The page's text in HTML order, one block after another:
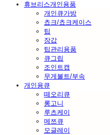
휴브리스개인용품
개인큐가방
쵸크/쵸크케이스
팁
장갑
팁관리용품
큐그립
조인트캡
무게볼트/부속
개인용큐
떼오리큐
롱고니
루츠케이
메쯔큐
모글레이